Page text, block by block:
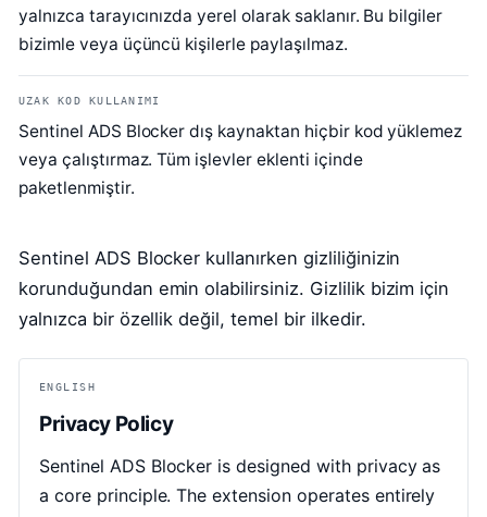
yalnızca tarayıcınızda yerel olarak saklanır. Bu bilgiler
bizimle veya üçüncü kişilerle paylaşılmaz.
UZAK KOD KULLANIMI
Sentinel ADS Blocker dış kaynaktan hiçbir kod yüklemez
veya çalıştırmaz. Tüm işlevler eklenti içinde
paketlenmiştir.
Sentinel ADS Blocker kullanırken gizliliğinizin
korunduğundan emin olabilirsiniz. Gizlilik bizim için
yalnızca bir özellik değil, temel bir ilkedir.
ENGLISH
Privacy Policy
Sentinel ADS Blocker is designed with privacy as
a core principle. The extension operates entirely